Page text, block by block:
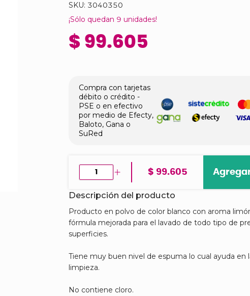
SKU: 3040350
¡Sólo quedan 9 unidades!
$ 99.605
Compra con tarjetas
débito o crédito -
PSE o en efectivo
por medio de Efecty,
Baloto, Gana o
SuRed
$ 99.605
Descripción del producto
Producto en polvo de color blanco con aroma
fórmula mejorada para el lavado de todo tipo de
superficies.
Tiene muy buen nivel de espuma lo cual ayuda en
limpieza.
No contiene cloro.